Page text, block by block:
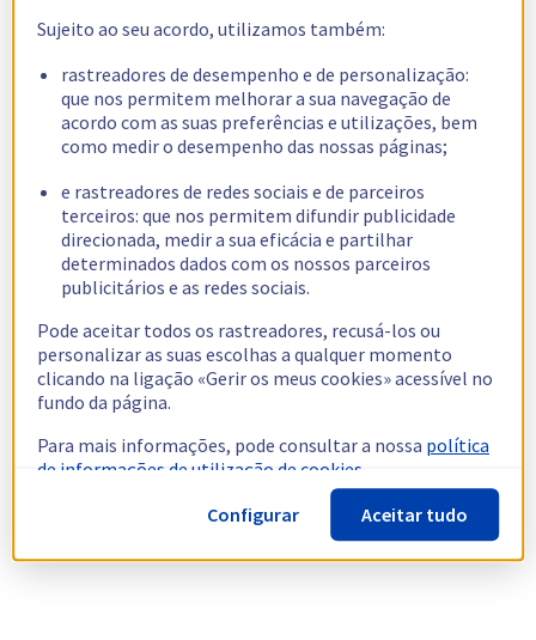
Sujeito ao seu acordo, utilizamos também:
rastreadores de desempenho e de personalização:
que nos permitem melhorar a sua navegação de
acordo com as suas preferências e utilizações, bem
como medir o desempenho das nossas páginas;
e rastreadores de redes sociais e de parceiros
terceiros: que nos permitem difundir publicidade
direcionada, medir a sua eficácia e partilhar
determinados dados com os nossos parceiros
publicitários e as redes sociais.
Pode aceitar todos os rastreadores, recusá-los ou
personalizar as suas escolhas a qualquer momento
clicando na ligação «Gerir os meus cookies» acessível no
fundo da página.
Para mais informações, pode consultar a nossa política
de informações de utilização de cookies.
Configurar
Aceitar tudo